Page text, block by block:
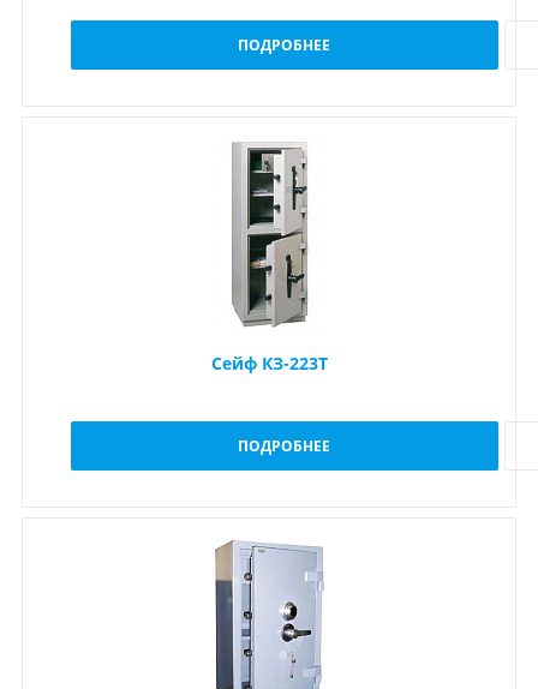
ПОДРОБНЕЕ
Сейф КЗ-223Т
ПОДРОБНЕЕ